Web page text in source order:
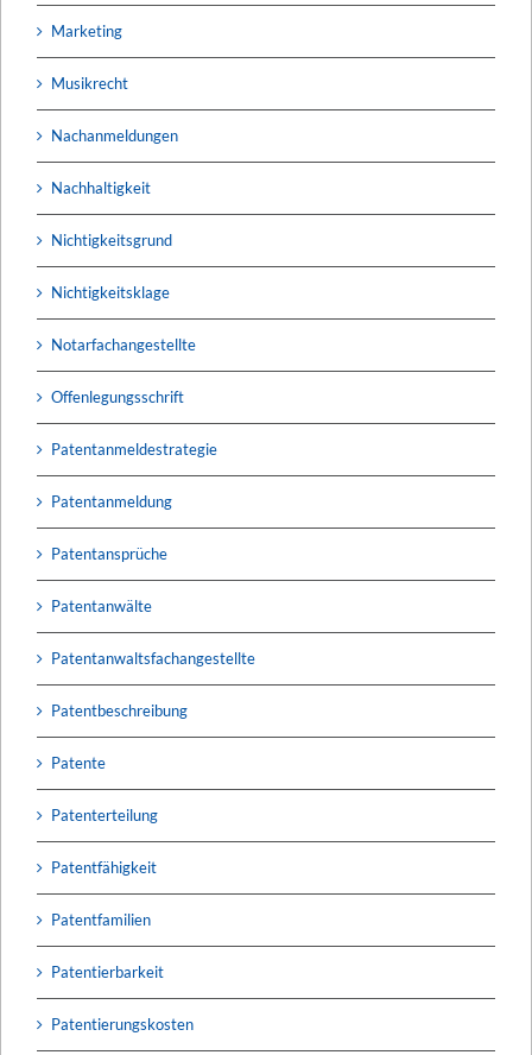
Marketing
Musikrecht
Nachanmeldungen
Nachhaltigkeit
Nichtigkeitsgrund
Nichtigkeitsklage
Notarfachangestellte
Offenlegungsschrift
Patentanmeldestrategie
Patentanmeldung
Patentansprüche
Patentanwälte
Patentanwaltsfachangestellte
Patentbeschreibung
Patente
Patenterteilung
Patentfähigkeit
Patentfamilien
Patentierbarkeit
Patentierungskosten